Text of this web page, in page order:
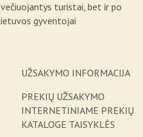
turistai, bet ir po
gyventojai
UŽSAKYMO INFORMACIJA
PREKIŲ UŽSAKYMO
INTERNETINIAME PREKIŲ
KATALOGE TAISYKLĖS